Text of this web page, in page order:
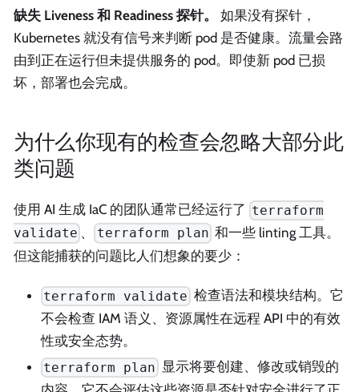
缺失 Liveness 和 Readiness 探针。
如果没有探针，
Kubernetes 就没有信号来判断 pod 是否健康。流量会路
由到正在运行但未提供服务的 pod。即使新 pod 已损
坏，部署也会完成。
为什么你现有的检查会忽略大部分此
类问题
使用 AI 生成 IaC 的团队通常已经运行了 terraform
validate 、 terraform plan 和一些 linting 工具。
但这能捕获的问题比人们想象的要少：
terraform validate 检查语法和模块结构。它
不会检查 IAM 语义、资源属性在远程 API 中的有效
性或安全态势。
terraform plan 显示将要创建、修改或销毁的